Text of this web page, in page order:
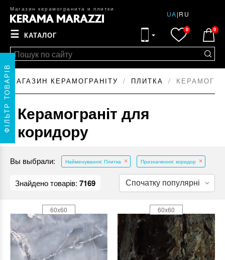
Магазин керамогранита и плитки
UA|RU
☰ КАТАЛОГ
0 0
МАГАЗИН КЕРАМОГРАНІТУ ПЛИТКА
Керамограніт для
коридору
Вы выбрали: Найменування: Плитка Призначення: коридор
Знайдено товарів: 7169
60x60 60x60
ФІЛЬТР ТОВАРІВ